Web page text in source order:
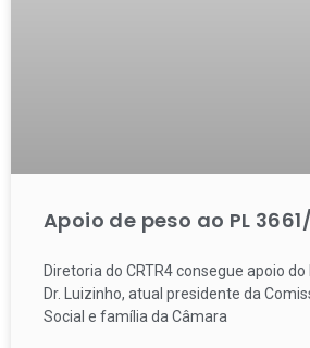
Apoio de peso ao PL
Diretoria do CRTR4 consegue apoio
Dr. Luizinho, atual presidente da
Social e família da Câmara